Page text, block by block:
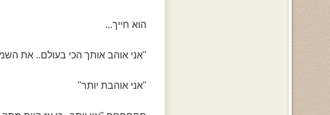
הוא חייך...
"אני אוהב אותך הכי בעולם.. את
"אני אוהבת יותר"